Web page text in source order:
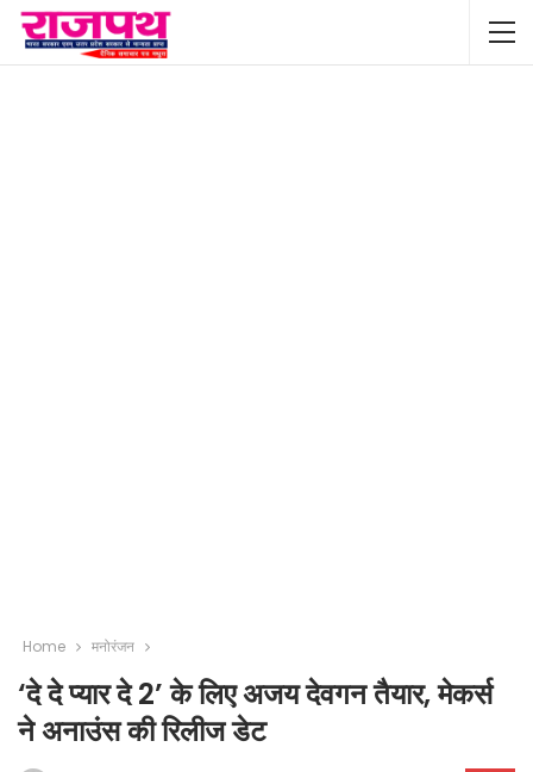
Home मनोरंजन
‘दे दे प्यार दे 2’ के लिए अजय देवगन तैयार, मेकर्स
ने अनाउंस की रिलीज डेट